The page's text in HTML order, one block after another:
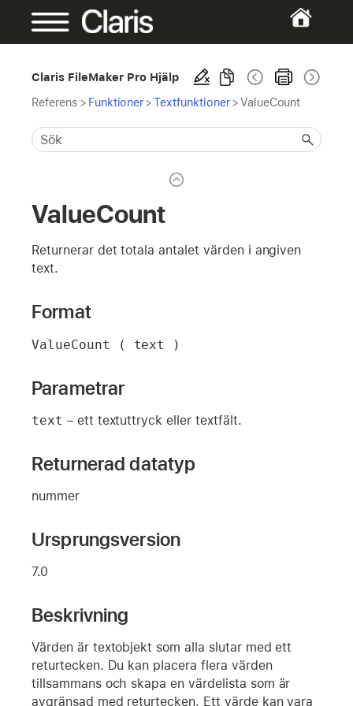
Claris FileMaker Pro Hjälp
Referens > Funktioner>Textfunktioner>ValueCount
ValueCount
Returnerar det totala antalet värden i angiven
text.
Format
ValueCount ( text )
Parametrar
text – ett textuttryck eller textfält.
Returnerad datatyp
nummer
Ursprungsversion
7.0
Beskrivning
Värden är textobjekt som alla slutar med ett
returtecken. Du kan placera flera värden
tillsammans och skapa en värdelista som är
avgränsad med returtecken. Ett värde kan vara